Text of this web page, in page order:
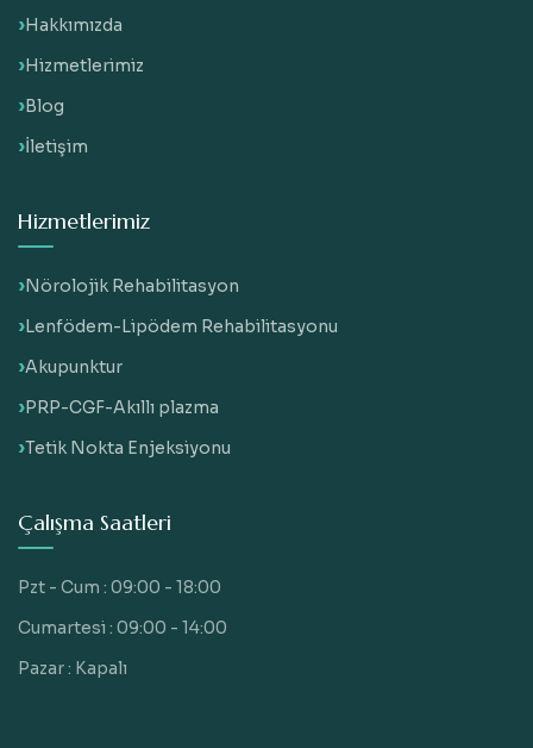
Hakkımızda
Hizmetlerimiz
Blog
İletişim
Hizmetlerimiz
Nörolojik Rehabilitasyon
Lenfödem-Lipödem Rehabilitasyonu
Akupunktur
PRP-CGF-Akıllı plazma
Tetik Nokta Enjeksiyonu
Çalışma Saatleri
Pzt - Cum : 09:00 - 18:00
Cumartesi : 09:00 - 14:00
Pazar : Kapalı